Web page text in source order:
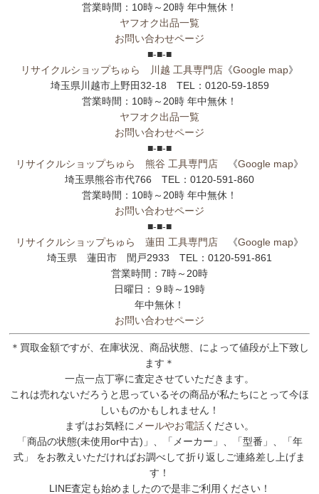
営業時間：10時～20時 年中無休！
ヤフオク出品一覧
お問い合わせページ
■-■-■
リサイクルショップちゅら 川越 工具専門店 《Google map》
埼玉県川越市上野田32-18 TEL：0120-59-1859
営業時間：10時～20時 年中無休！
ヤフオク出品一覧
お問い合わせページ
■-■-■
リサイクルショップちゅら 熊谷 工具専門店 《Google map》
埼玉県熊谷市代766 TEL：0120-591-860
営業時間：10時～20時 年中無休！
お問い合わせページ
■-■-■
リサイクルショップちゅら 蓮田 工具専門店 《Google map》
埼玉県 蓮田市 閏戸2933 TEL：0120-591-861
営業時間：7時～20時
日曜日：９時～19時
年中無休！
お問い合わせページ
＊買取金額ですが、在庫状況、商品状態、によって値段が上下致し
ます＊
一点一点丁寧に査定させていただきます。
これは売れないだろうと思っているその商品が私たちにとって今ほ
しいものかもしれません！
まずはお気軽に メールやお電話ください。
「商品の状態(未使用or中古)」、「メーカー」、「型番」、「年
式」 をお教えいただければお調べして折り返しご連絡差し上げま
す！
LINE査定も始めましたので是非ご利用ください！